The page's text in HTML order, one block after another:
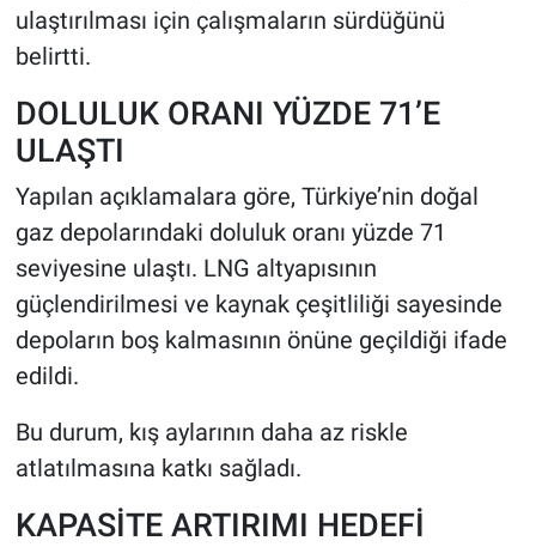
ulaştırılması için çalışmaların sürdüğünü
belirtti.
DOLULUK ORANI YÜZDE 71’E
ULAŞTI
Yapılan açıklamalara göre, Türkiye’nin doğal
gaz depolarındaki doluluk oranı yüzde 71
seviyesine ulaştı. LNG altyapısının
güçlendirilmesi ve kaynak çeşitliliği sayesinde
depoların boş kalmasının önüne geçildiği ifade
edildi.
Bu durum, kış aylarının daha az riskle
atlatılmasına katkı sağladı.
KAPASİTE ARTIRIMI HEDEFİ